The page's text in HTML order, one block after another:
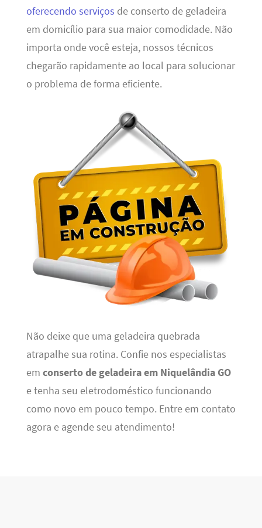
oferecendo serviços de conserto de geladeira
em domicílio para sua maior comodidade. Não
importa onde você esteja, nossos técnicos
chegarão rapidamente ao local para solucionar
o problema de forma eficiente.
Não deixe que uma geladeira quebrada
atrapalhe sua rotina. Confie nos especialistas
em conserto de geladeira em Niquelândia GO
e tenha seu eletrodoméstico funcionando
como novo em pouco tempo. Entre em contato
agora e agende seu atendimento!